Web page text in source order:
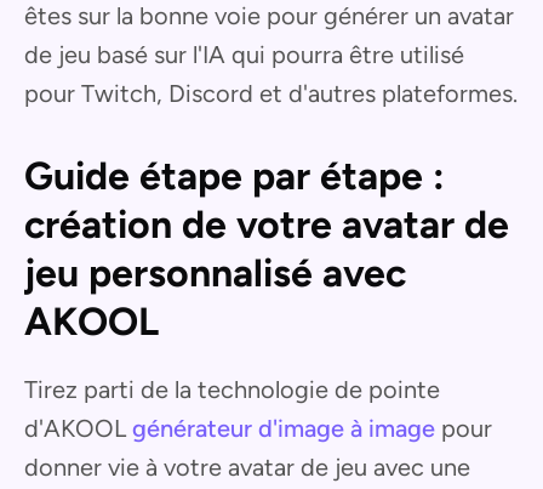
êtes sur la bonne voie pour générer un avatar
de jeu basé sur l'IA qui pourra être utilisé
pour Twitch, Discord et d'autres plateformes.
Guide étape par étape :
création de votre avatar de
jeu personnalisé avec
AKOOL
Tirez parti de la technologie de pointe
d'AKOOL générateur d'image à image pour
donner vie à votre avatar de jeu avec une